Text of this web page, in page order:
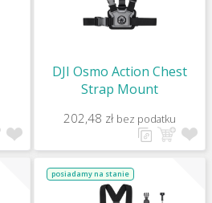
DJI Osmo Action Chest
Strap Mount
202,48 zł bez podatku
posiadamy na stanie